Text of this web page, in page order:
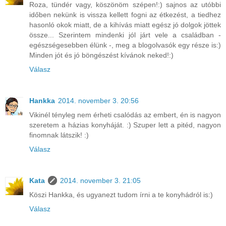
Roza, tündér vagy, köszönöm szépen!:) sajnos az utóbbi
időben nekünk is vissza kellett fogni az étkezést, a tiedhez
hasonló okok miatt, de a kihívás miatt egész jó dolgok jöttek
össze... Szerintem mindenki jól járt vele a családban -
egészségesebben élünk -, meg a blogolvasók egy része is:)
Minden jót és jó böngészést kívánok neked!:)
Válasz
Hankka 2014. november 3. 20:56
Vikinél tényleg nem érheti csalódás az embert, én is nagyon
szeretem a házias konyháját. :) Szuper lett a pitéd, nagyon
finomnak látszik! :)
Válasz
Kata
2014. november 3. 21:05
Köszi Hankka, és ugyanezt tudom írni a te konyhádról is:)
Válasz